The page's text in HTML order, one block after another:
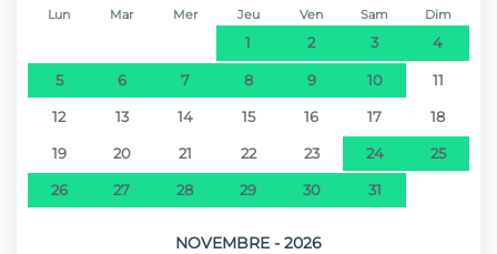
Lun Mar Mer Jeu Ven Sam Dim
1 2 3 4
5 6 7 8 9 10 11
12 13 14 15 16 17 18
19 20 21 22 23 24 25
26 27 28 29 30 31
NOVEMBRE - 2026